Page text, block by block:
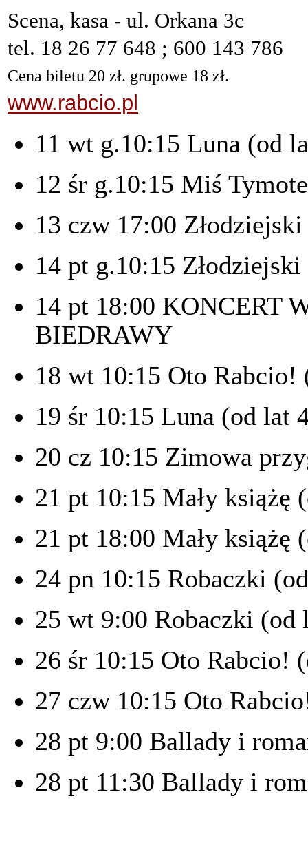
Scena, kasa - ul. Orkana 3c
tel. 18 26 77 648 ; 600 143 786
Cena biletu 20 zł. grupowe 18 zł.
www.rabcio.pl
11 wt g.10:15 Luna (od
12 śr g.10:15 Miś
13 czw 17:00
14 pt g.10:15
14 pt 18:00 KONCERT
BIEDRAWY
18 wt 10:15 Oto Rabcio!
19 śr 10:15 Luna (od lat
20 cz 10:15 Zimowa
21 pt 10:15 Mały książę
21 pt 18:00 Mały książę
24 pn 10:15 Robaczki
25 wt 9:00 Robaczki (od
26 śr 10:15 Oto Rabcio!
27 czw 10:15 Oto
28 pt 9:00 Ballady i
28 pt 11:30 Ballady i